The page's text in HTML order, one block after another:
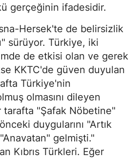
gerçeğinin ifadesidir.
Hersek'te de belirsizlik
sürüyor. Türkiye, iki
de etkisi olan ve gerek
KKTC'de güven duyulan
Türkiye'nin
olmasını dileyen
tarafta "Şafak Nöbetine"
duygularını "Artık
gelmişti."
Kıbrıs Türkleri. Eğer